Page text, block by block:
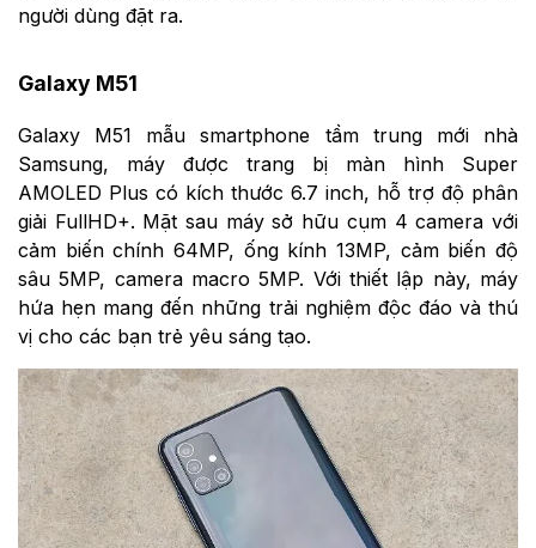
người dùng đặt ra.
Galaxy M51
Galaxy M51 mẫu smartphone tầm trung mới nhà
Samsung, máy được trang bị màn hình Super
AMOLED Plus có kích thước 6.7 inch, hỗ trợ độ phân
giải FullHD+. Mặt sau máy sở hữu cụm 4 camera với
cảm biến chính 64MP, ống kính 13MP, cảm biến độ
sâu 5MP, camera macro 5MP. Với thiết lập này, máy
hứa hẹn mang đến những trải nghiệm độc đáo và thú
vị cho các bạn trẻ yêu sáng tạo.